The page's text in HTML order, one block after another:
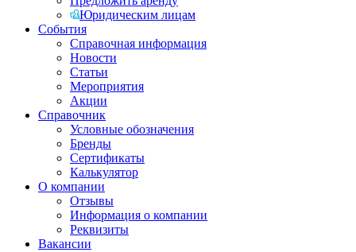
Юридическим лицам
События
Справочная информация
Новости
Статьи
Мероприятия
Акции
Справочник
Условные обозначения
Бренды
Сертификаты
Калькулятор
О компании
Отзывы
Информация о компании
Реквизиты
Вакансии